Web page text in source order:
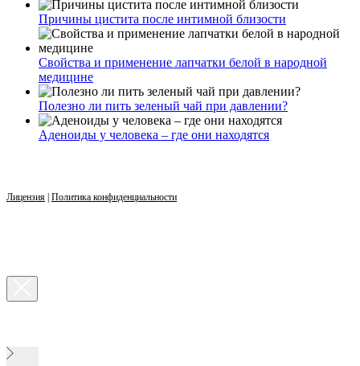
Причины цистита после интимной близости
Свойства и применение лапчатки белой в народной
медицине
Полезно ли пить зеленый чай при давлении?
Аденоиды у человека – где они находятся
Лицензия Политика конфиденциальности